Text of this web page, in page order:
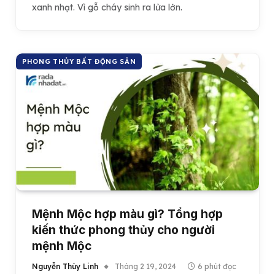
xanh nhạt. Vì gỗ cháy sinh ra lửa lớn.
PHONG THỦY BẤT ĐỘNG SẢN
Mệnh Mộc hợp màu gì? Tổng hợp
kiến thức phong thủy cho người
mệnh Mộc
Nguyễn Thùy Linh Tháng 2 19, 2024 6 phút đọc